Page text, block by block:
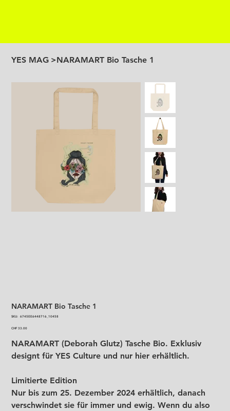
YES MAG >NARAMART Bio Tasche 1
NARAMART Bio Tasche 1
SKU:
SKU
6745EE6448716_10458
Price
CHF 33.00
NARAMART (Deborah Glutz) Tasche Bio. Exklusiv
designt für YES Culture und nur hier erhältlich.
Limitierte Edition
Nur bis zum 25. Dezember 2024 erhältlich, danach
verschwindet sie für immer und ewig. Wenn du also